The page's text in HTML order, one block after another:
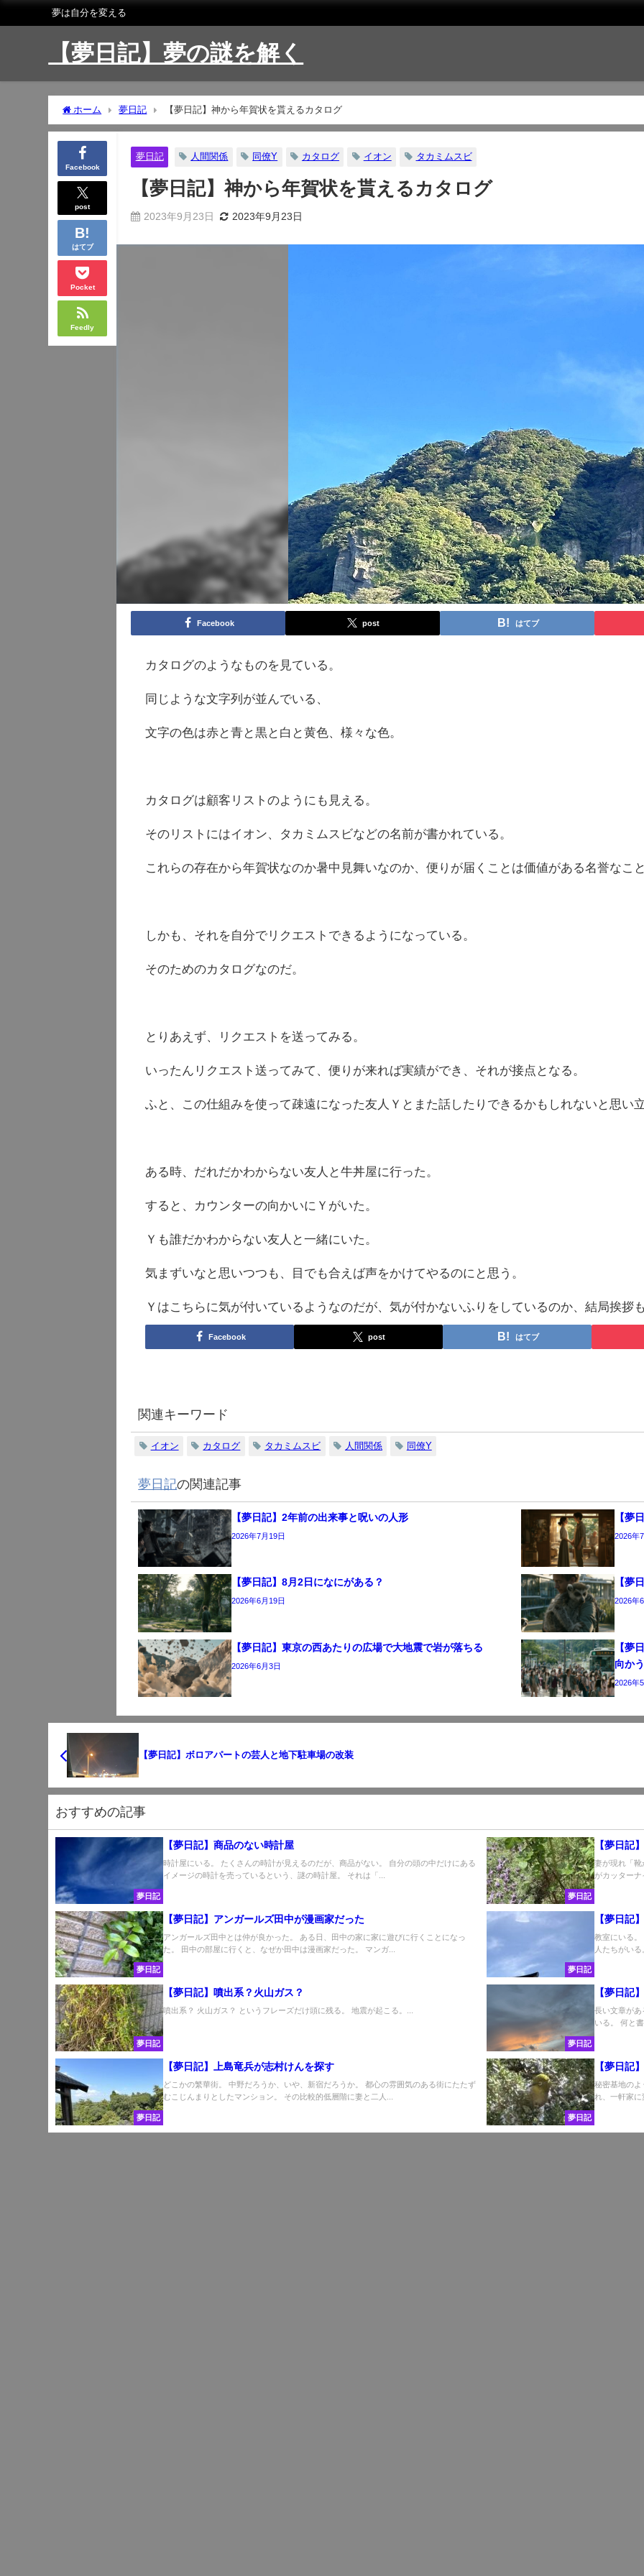
夢は自分を変える
【夢日記】夢の謎を解く
ホーム 夢日記 【夢日記】神から年賀状を貰えるカタログ
Facebook
post
はてブ
Pocket
Feedly
夢日記 人間関係 同僚Y カタログ イオン タカミムスビ
【夢日記】神から年賀状を貰えるカタログ
2023年9月23日 2023年9月23日
Facebook post はてブ
カタログのようなものを見ている。
同じような文字列が並んでいる、
文字の色は赤と青と黒と白と黄色、様々な色。
カタログは顧客リストのようにも見える。
そのリストにはイオン、タカミムスビなどの名前が書かれている。
これらの存在から年賀状なのか暑中見舞いなのか、便りが届くことは価値がある名誉なこ
しかも、それを自分でリクエストできるようになっている。
そのためのカタログなのだ。
とりあえず、リクエストを送ってみる。
いったんリクエスト送ってみて、便りが来れば実績ができ、それが接点となる。
ふと、この仕組みを使って疎遠になった友人Ｙとまた話したりできるかもしれないと思い
ある時、だれだかわからない友人と牛丼屋に行った。
すると、カウンターの向かいにＹがいた。
Ｙも誰だかわからない友人と一緒にいた。
気まずいなと思いつつも、目でも合えば声をかけてやるのにと思う。
Ｙはこちらに気が付いているようなのだが、気が付かないふりをしているのか、結局挨拶
Facebook post はてブ
関連キーワード
イオン カタログ タカミムスビ 人間関係 同僚Y
夢日記の関連記事
【夢日記】2年前の出来事と呪いの人形
2026年7月19日
【夢
2026年
【夢日記】8月2日になにがある？
2026年6月19日
【夢
2026年
【夢日記】東京の西あたりの広場で大地震で岩が落ちる
2026年6月3日
【夢
向かう
2026年
【夢日記】ボロアパートの芸人と地下駐車場の改装
おすすめの記事
夢日記
【夢日記】商品のない時計屋
時計屋にいる。 たくさんの時計が見えるのだが、商品がない。 自分の頭の中だけにある
イメージの時計を売っているという、謎の時計屋。 それは「...
夢日記
【夢日記
妻が現れ「
がカッター
夢日記
【夢日記】アンガールズ田中が漫画家だった
アンガールズ田中とは仲が良かった。 ある日、田中の家に家に遊びに行くことになっ
た。 田中の部屋に行くと、なぜか田中は漫画家だった。 マンガ...
夢日記
【夢日記
教室にいる
人たちがい
夢日記
【夢日記】噴出系？火山ガス？
噴出系？ 火山ガス？ というフレーズだけ頭に残る。 地震が起こる。...
夢日記
【夢日記
長い文章が
いる。 何と
夢日記
【夢日記】上島竜兵が志村けんを探す
どこかの繁華街。 中野だろうか、いや、新宿だろうか。 都心の雰囲気のある街にたたず
むこじんまりとしたマンション。 その比較的低層階に妻と二人...
夢日記
【夢日記
秘密基地の
れ、一軒家